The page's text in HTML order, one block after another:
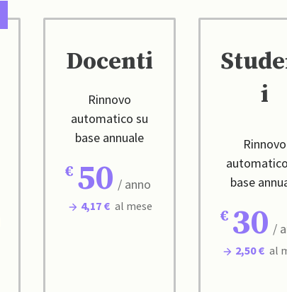
Docenti
Rinnovo
automatico su
base annuale
50 / anno
4,17 € al mese
i
Rinnovo
base
30 /
2,50 € al